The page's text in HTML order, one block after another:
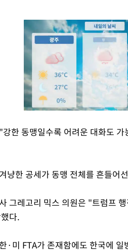
한 동맹일수록 어려운 대화도
냥한 공세가 동맹 전체를 흔들어
그레고리 믹스 의원은 "트럼프
다.
·미 FTA가 존재함에도 한국에